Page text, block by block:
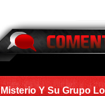
Misterio Y Su Grupo